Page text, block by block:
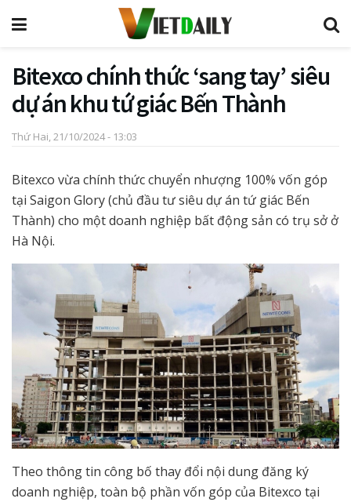
Bitexco chính thức ‘sang tay’ siêu
dự án khu tứ giác Bến Thành
Thứ Hai, 21/10/2024 - 13:03
Bitexco vừa chính thức chuyển nhượng 100% vốn góp
tại Saigon Glory (chủ đầu tư siêu dự án tứ giác Bến
Thành) cho một doanh nghiệp bất động sản có trụ sở ở
Hà Nội.
Theo thông tin công bố thay đổi nội dung đăng ký
doanh nghiệp, toàn bộ phần vốn góp của Bitexco tại